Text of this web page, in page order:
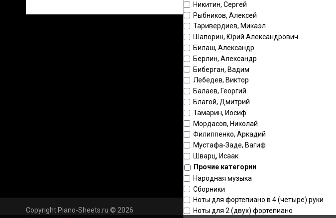
Никитин, Сергей
Рыбников, Алексей
Таривердиев, Микаэл
Шапорин, Юрий Александрович
Билаш, Александр
Берлин, Александр
Биберган, Вадим
Лебедев, Виктор
Балаев, Георгий
Благой, Дмитрий
Тамарин, Иосиф
Мордасов, Николай
Филиппенко, Аркадий
Мустафа-Заде, Вагиф
Шварц, Исаак
Прочие категории
Народная музыка
Сборники
Ноты для фортепиано в 4 (четыре) руки
Ноты для 2 (двух) фортепиано
Copyright Piano-Sheets.ru © 2026